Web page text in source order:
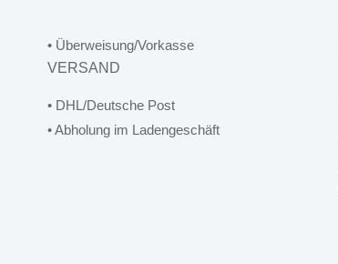
• Überweisung/Vorkasse
VERSAND
• DHL/Deutsche Post
• Abholung im Ladengeschäft